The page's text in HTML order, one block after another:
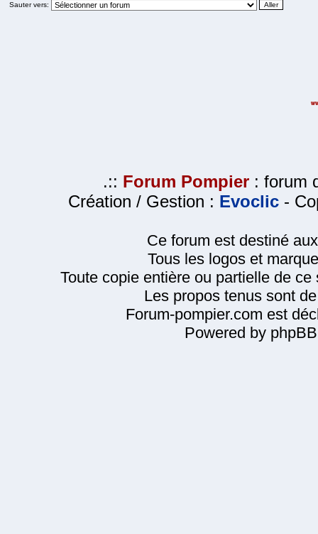
Sauter vers:
.:: Forum Pompier : forum
Création / Gestion : Evoclic -
Ce forum est destiné
Tous les logos et
Toute copie entière ou partielle de
Les propos tenus sont
Forum-pompier.com est
Powered by